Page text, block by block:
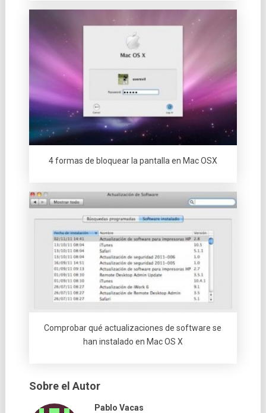
4 formas de bloquear la pantalla en Mac OSX
Comprobar qué actualizaciones de software se
han instalado en Mac OS X
Sobre el Autor
Pablo Vacas